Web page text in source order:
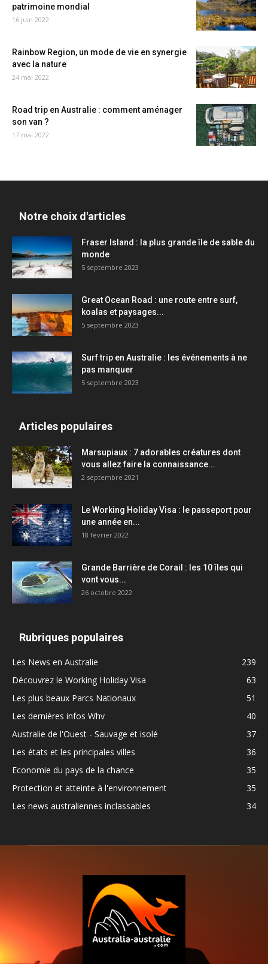
patrimoine mondial
16 juin 2022
Rainbow Region, un mode de vie en synergie
avec la nature
24 mai 2022
Road trip en Australie : comment aménager
son van ?
17 mai 2022
Notre choix d'articles
Fraser Island : la plus grande île de sable du
monde
5 septembre 2023
Great Ocean Road : une route entre surf,
koalas et paysages...
5 septembre 2023
Surf trip en Australie : les événements à ne
pas manquer
5 septembre 2023
Articles populaires
Marsupiaux : 7 adorables créatures dont
vous allez faire la connaissance...
2 septembre 2021
Le Working Holiday Visa : le passeport pour
une année en...
18 février 2022
Grande Barrière de Corail : les 10 îles qui
vont vous...
26 octobre 2022
Rubriques populaires
Les News en Australie
239
Découvrez le Working Holiday Visa
63
Les plus beaux Parcs Nationaux
51
Les dernières infos Whv
40
Australie de l'Ouest - Sauvage et isolé
37
Les états et les principales villes
36
Economie du pays de la chance
35
Protection et atteinte à l'environnement
35
Les news australiennes inclassables
34